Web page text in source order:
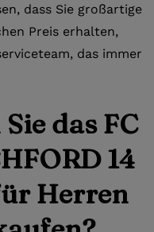
dass Sie großartige
Preis erhalten,
das immer
das FC
14
Herren